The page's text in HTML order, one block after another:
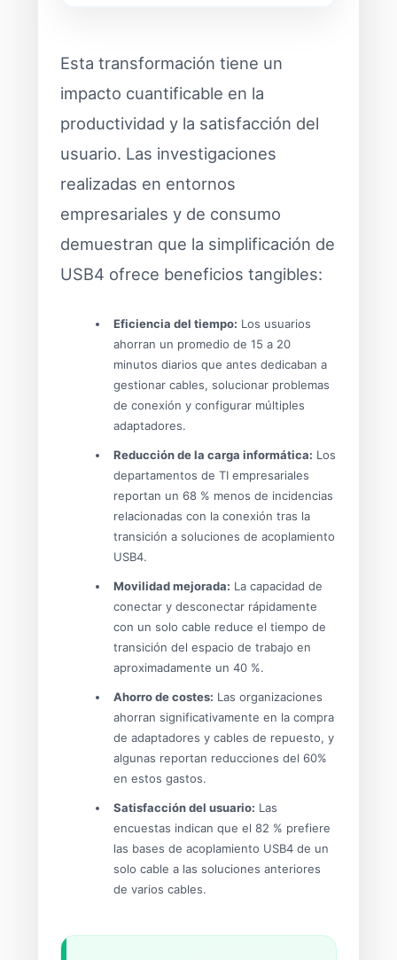
Esta transformación tiene un
impacto cuantificable en la
productividad y la satisfacción del
usuario. Las investigaciones
realizadas en entornos
empresariales y de consumo
demuestran que la simplificación de
USB4 ofrece beneficios tangibles:
Eficiencia del tiempo: Los usuarios
ahorran un promedio de 15 a 20
minutos diarios que antes dedicaban a
gestionar cables, solucionar problemas
de conexión y configurar múltiples
adaptadores.
Reducción de la carga informática: Los
departamentos de TI empresariales
reportan un 68 % menos de incidencias
relacionadas con la conexión tras la
transición a soluciones de acoplamiento
USB4.
Movilidad mejorada: La capacidad de
conectar y desconectar rápidamente
con un solo cable reduce el tiempo de
transición del espacio de trabajo en
aproximadamente un 40 %.
Ahorro de costes: Las organizaciones
ahorran significativamente en la compra
de adaptadores y cables de repuesto, y
algunas reportan reducciones del 60%
en estos gastos.
Satisfacción del usuario: Las
encuestas indican que el 82 % prefiere
las bases de acoplamiento USB4 de un
solo cable a las soluciones anteriores
de varios cables.